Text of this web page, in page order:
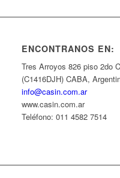
ENCONTRANOS EN:
Tres Arroyos 826 piso 2do C
(C1416DJH) CABA,
info@casin.com.ar
www.casin.com.ar
Teléfono: 011 4582 7514